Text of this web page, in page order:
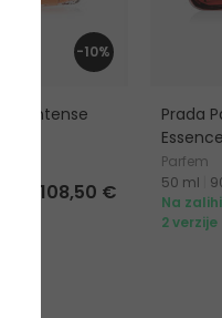
-10%
Intense
108,50 €
Prada
Essence
Parfem
50 ml
Na zalihi
2 verzije